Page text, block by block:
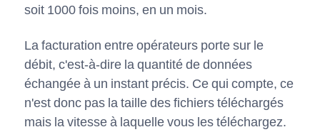
soit 1000 fois moins, en un mois.
La facturation entre opérateurs porte sur le
débit, c'est-à-dire la quantité de données
échangée à un instant précis. Ce qui compte, ce
n'est donc pas la taille des fichiers téléchargés
mais la vitesse à laquelle vous les téléchargez.